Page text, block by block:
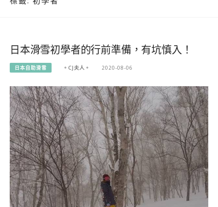
日本滑雪初學者的行前準備，有坑慎入！
日本自助滑雪 。CJ夫人。 2020-08-06